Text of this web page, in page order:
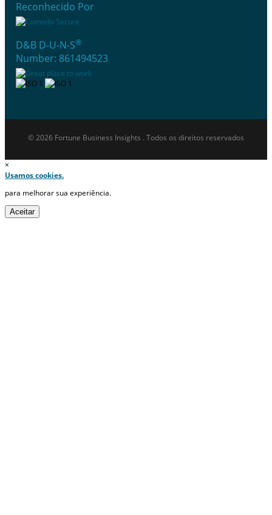
Reconhecido Por
D&B D-U-N-S®
Number: 861494523
© 2026 Fortune Business Insights . Todos os direitos reservados
×
Usamos cookies.
para melhorar sua experiência.
Aceitar